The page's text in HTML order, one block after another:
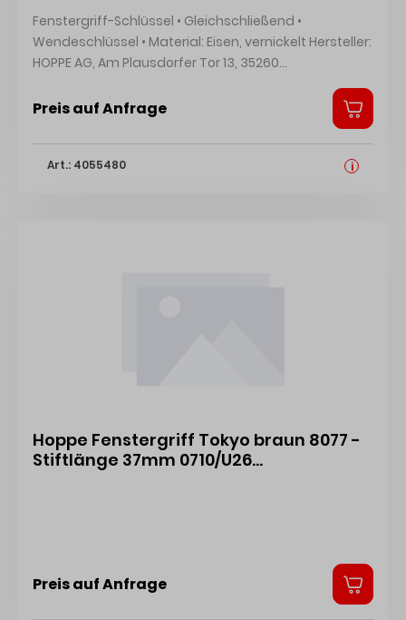
Fenstergriff-Schlüssel • Gleichschließend •
Wendeschlüssel • Material: Eisen, vernickelt Hersteller:
HOPPE AG, Am Plausdorfer Tor 13, 35260
Stadtallendorf, DE, +4964289320, info@hoppe.com
Preis auf Anfrage
Art.: 4055480 i
Hoppe Fenstergriff Tokyo braun 8077 -
Stiftlänge 37mm 0710/U26
Preis auf Anfrage